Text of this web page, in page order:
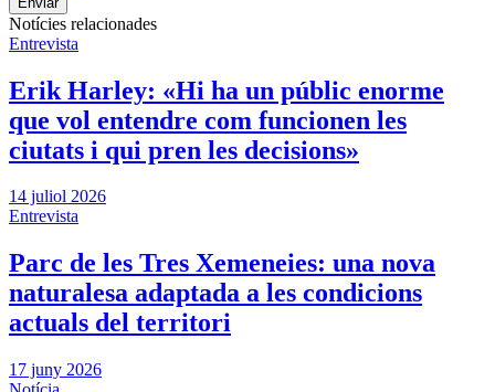
Notícies relacionades
Entrevista
Erik Harley: «Hi ha un públic enorme
que vol entendre com funcionen les
ciutats i qui pren les decisions»
14 juliol 2026
Entrevista
Parc de les Tres Xemeneies: una nova
naturalesa adaptada a les condicions
actuals del territori
17 juny 2026